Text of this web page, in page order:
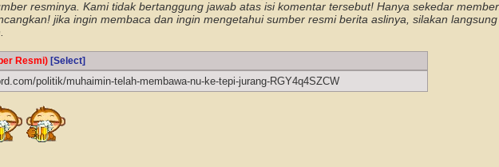
resminya. Kami tidak bertanggung jawab atas isi komentar tersebut! Hanya sekedar
jika ingin membaca dan ingin mengetahui sumber resmi berita aslinya, silakan
Resmi) [Select]
politik/muhaimin-telah-membawa-nu-ke-tepi-jurang-RGY4q4SZCW